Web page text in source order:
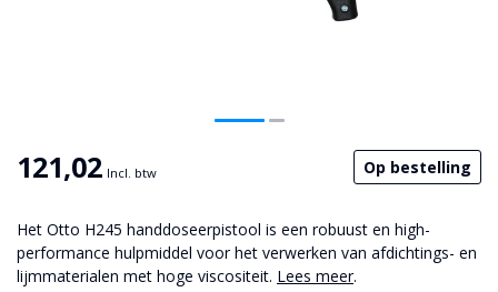
121,02 Incl. btw Op bestelling
Het Otto H245 handdoseerpistool is een robuust en high-
performance hulpmiddel voor het verwerken van afdichtings- en
lijmmaterialen met hoge viscositeit. Lees meer.